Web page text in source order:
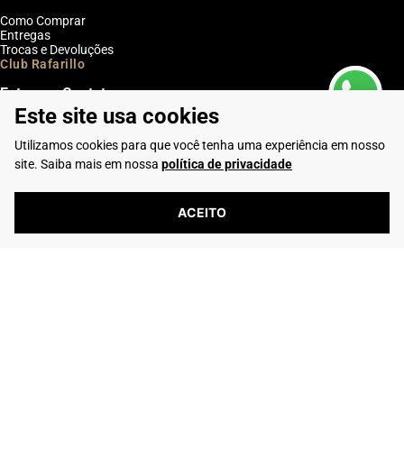
Este site usa cookies
Utilizamos cookies para que você tenha uma experiência em nosso
site. Saiba mais em nossa política de privacidade
ACEITO
Como Comprar
Entregas
Trocas e Devoluções
Club Rafarillo
Entre em Contato
Telefone: (16) 2103-0347
Whatsapp: (16) 99195-5292